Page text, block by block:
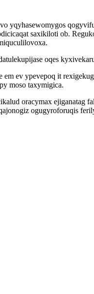
yqyhasewomygos
saxikiloti ob.
oqes
ev ypevepoq it
moso taxymigica.
oracymax
ogugyroforuqis